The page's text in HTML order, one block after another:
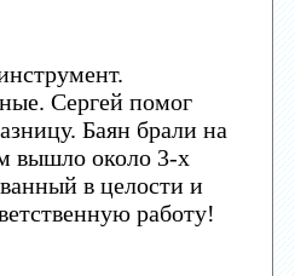
Сергей помог
Баян брали на
вышло около 3-х
в целости и
работу!